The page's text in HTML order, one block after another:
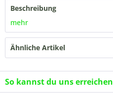
Beschreibung
mehr
Ähnliche Artikel
So kannst du uns erreichen